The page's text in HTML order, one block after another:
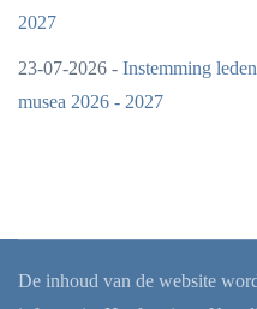
2027
23-07-2026 - Instemming
musea 2026 - 2027
De inhoud van de website